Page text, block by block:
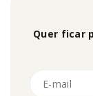
Quer ficar